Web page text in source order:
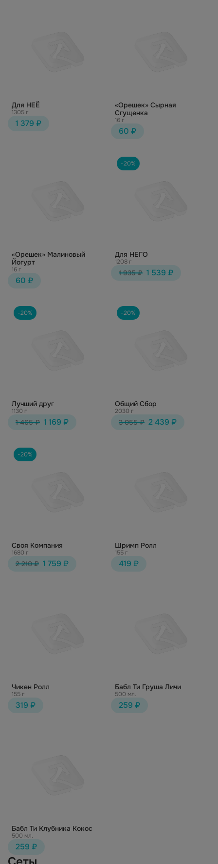
Для НЕЁ
1305 г
1 379 ₽
«Орешек» Сырная
Сгущенка
16 г
60 ₽
«Орешек» Малиновый
Йогурт
16 г
60 ₽
-20%
Для НЕГО
1208 г
1 935 ₽ 1 539 ₽
-20%
Лучший друг
1130 г
1 465 ₽ 1 169 ₽
-20%
Общий Сбор
2030 г
3 055 ₽ 2 439 ₽
-20%
Своя Компания
1680 г
2 210 ₽ 1 759 ₽
Шримп Ролл
155 г
419 ₽
Чикен Ролл
155 г
319 ₽
Бабл Ти Груша Личи
500 мл.
259 ₽
Бабл Ти Клубника Кокос
500 мл.
259 ₽